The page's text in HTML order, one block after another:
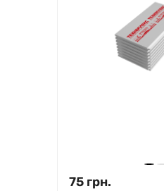
75 грн.